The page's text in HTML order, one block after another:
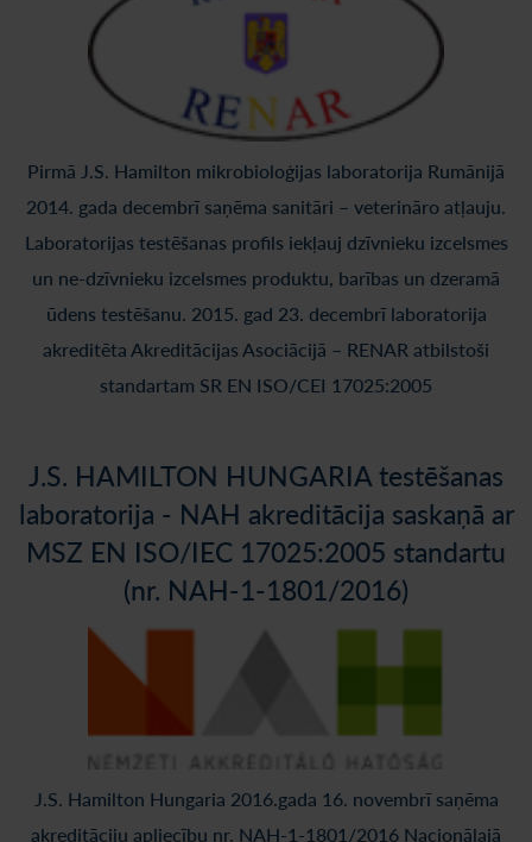
Pirmā J.S. Hamilton mikrobioloģijas laboratorija Rumānijā
2014. gada decembrī saņēma sanitāri – veterināro atļauju.
Laboratorijas testēšanas profils iekļauj dzīvnieku izcelsmes
un ne-dzīvnieku izcelsmes produktu, barības un dzeramā
ūdens testēšanu. 2015. gad 23. decembrī laboratorija
akreditēta Akreditācijas Asociācijā – RENAR atbilstoši
standartam SR EN ISO/CEI 17025:2005
J.S. HAMILTON HUNGARIA testēšanas
laboratorija - NAH akreditācija saskaņā ar
MSZ EN ISO/IEC 17025:2005 standartu
(nr. NAH-1-1801/2016)
J.S. Hamilton Hungaria 2016.gada 16. novembrī saņēma
akreditāciju apliecību nr. NAH-1-1801/2016 Nacionālajā